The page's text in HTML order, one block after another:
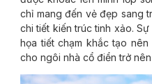
chỉ mang đến vẻ đẹp sang
chi tiết kiến trúc tinh xảo.
họa tiết chạm khắc tạo
cho ngôi nhà cổ điển trở